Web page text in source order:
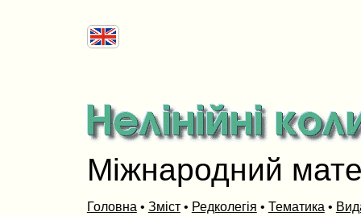
Міжнародний
Головна • Зміст• Редколегія • Тематика •